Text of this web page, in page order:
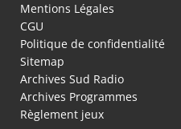
Mentions Légales
CGU
Politique de confidentialité
Sitemap
Archives Sud Radio
Archives Programmes
Règlement jeux